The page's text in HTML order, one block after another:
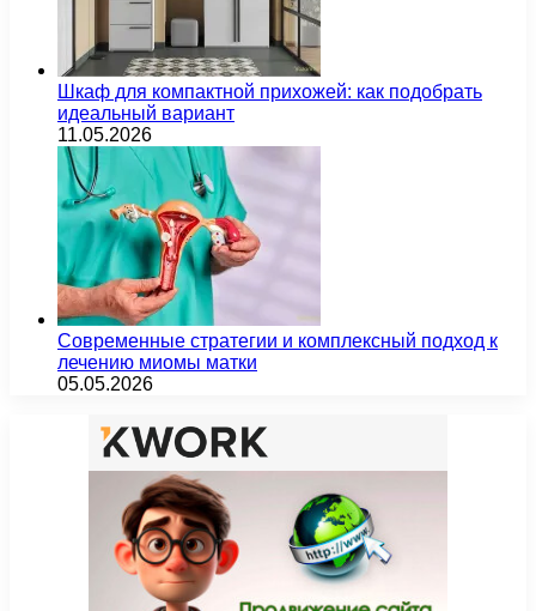
Шкаф для компактной прихожей: как подобрать
идеальный вариант
11.05.2026
Современные стратегии и комплексный подход к
лечению миомы матки
05.05.2026